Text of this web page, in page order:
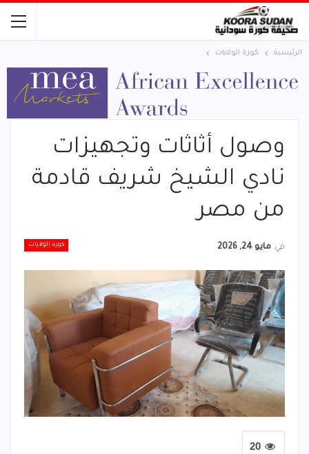
الرئيسية كورة الولايات
وصول أثاثات وتجهيزات
نادي الشيخ شريف قادمة
من مصر
كورة الولايات في مايو 24, 2026
20